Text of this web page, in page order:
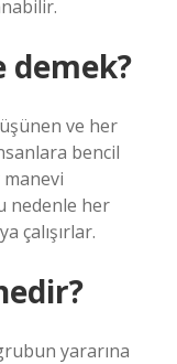
demek?
ve her
bencil
nedenle her
çalışırlar.
yararına